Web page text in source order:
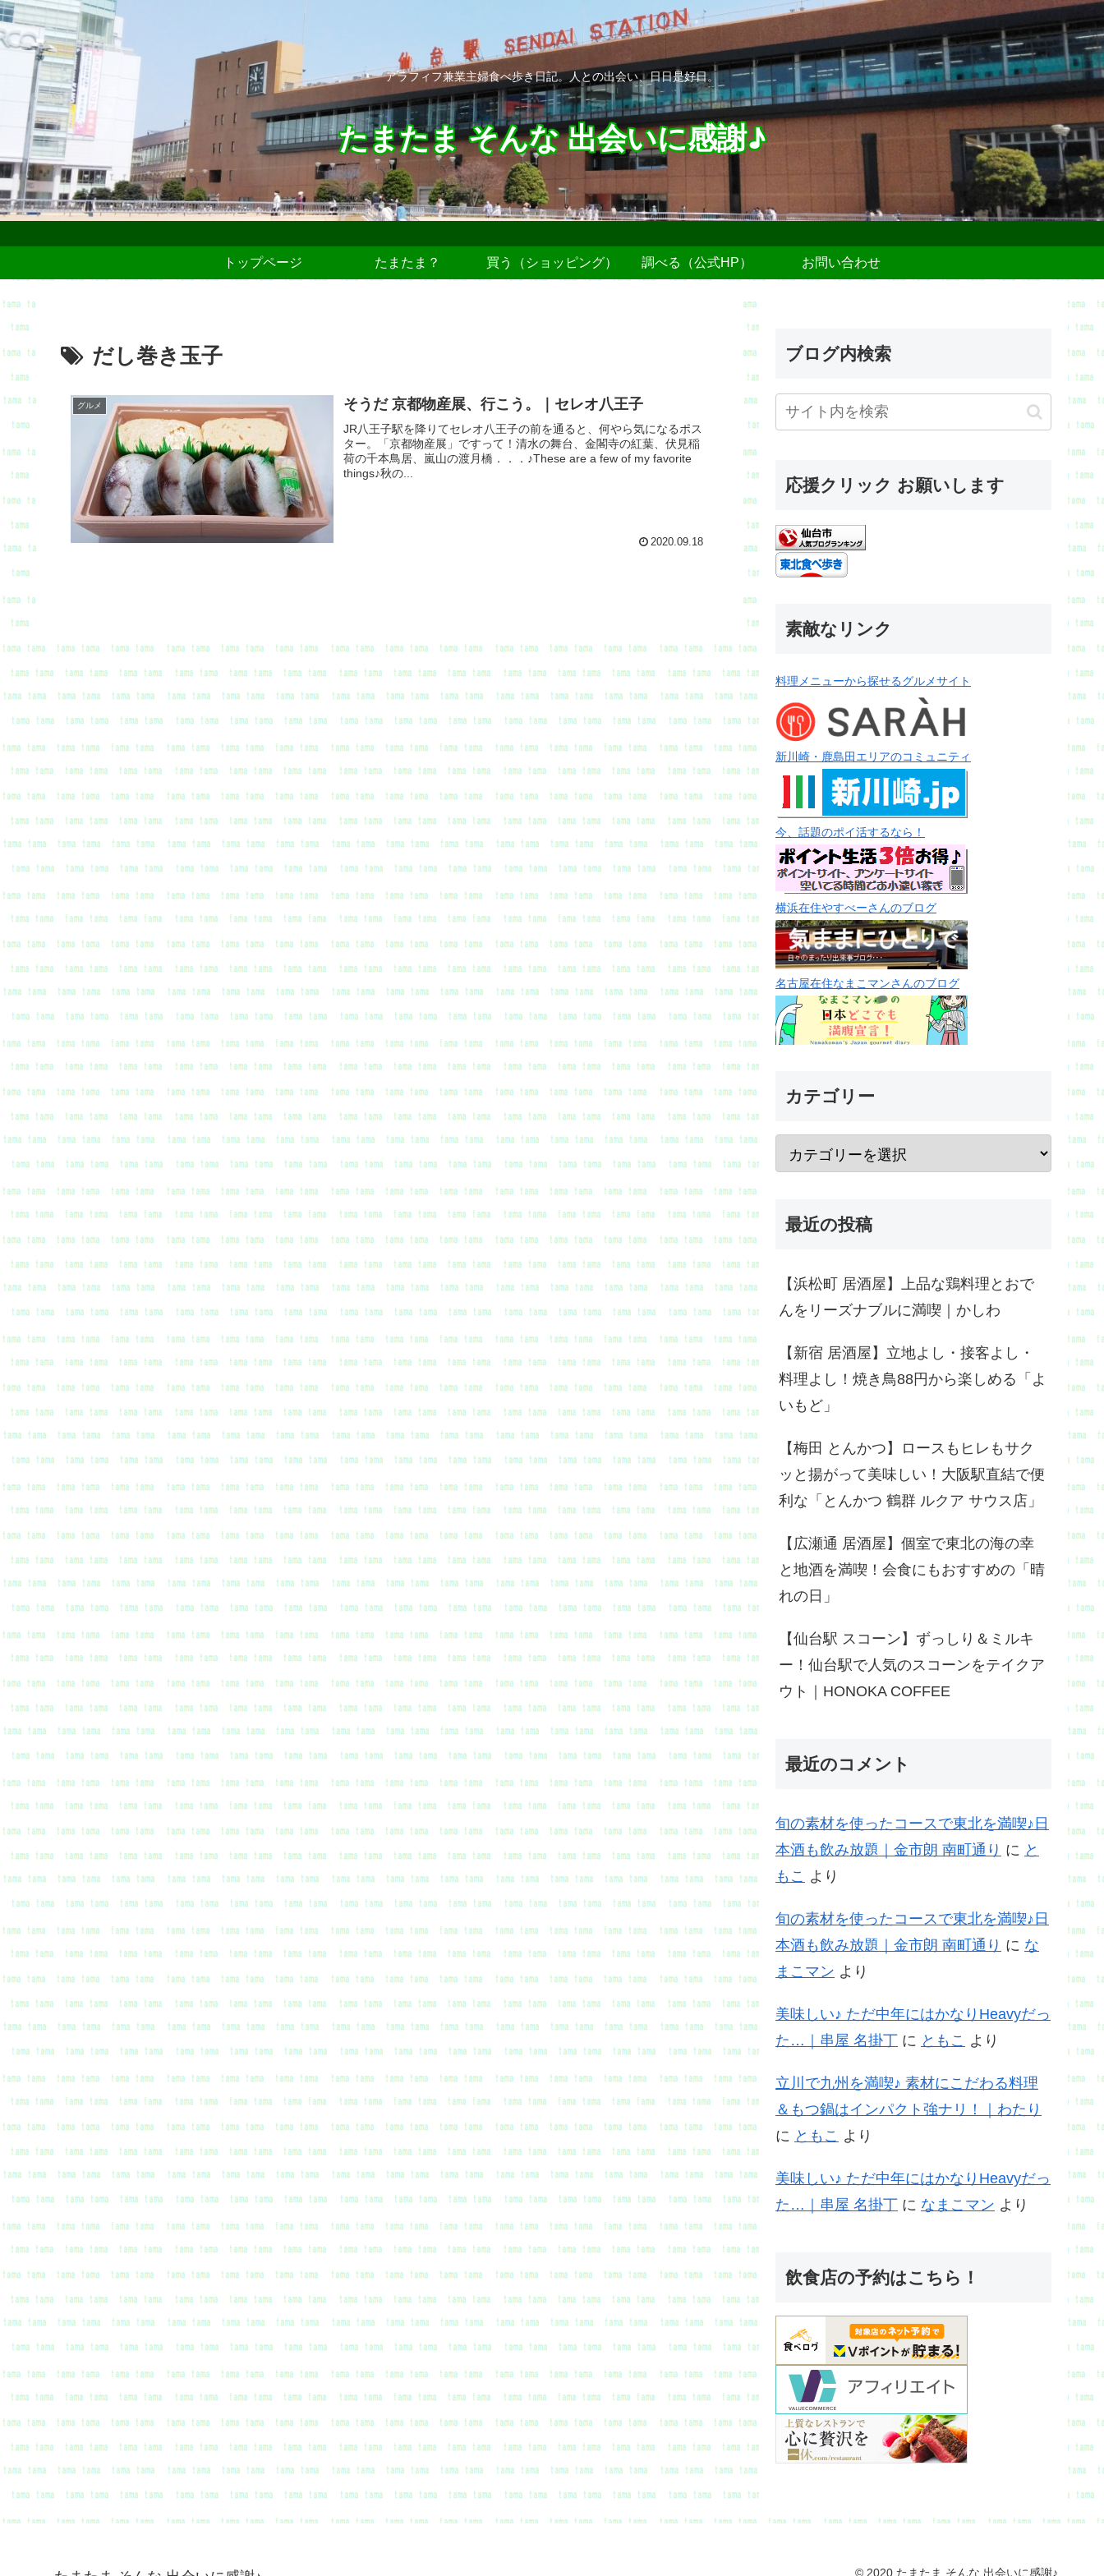
アラフィフ兼業主婦食べ歩き日記。人との出会い、日日是好日。
たまたま そんな 出会いに感謝♪
トップページ たまたま？ 買う（ショッピング） 調べる（公式HP） お問い合わせ
だし巻き玉子
グルメ そうだ 京都物産展、行こう。｜セレオ八王子
JR八王子駅を降りてセレオ八王子の前を通ると、何やら気になるポス
ター。「京都物産展」ですって！清水の舞台、金閣寺の紅葉、伏見稲
荷の千本鳥居、嵐山の渡月橋．．．♪These are a few of my favorite
things♪秋の...
2020.09.18
ブログ内検索
応援クリック お願いします
素敵なリンク
料理メニューから探せるグルメサイト
新川崎・鹿島田エリアのコミュニティ
今、話題のポイ活するなら！
横浜在住やすべーさんのブログ
名古屋在住なまこマンさんのブログ
カテゴリー
最近の投稿
【浜松町 居酒屋】上品な鶏料理とおで
んをリーズナブルに満喫｜かしわ
【新宿 居酒屋】立地よし・接客よし・
料理よし！焼き鳥88円から楽しめる「よ
いもど」
【梅田 とんかつ】ロースもヒレもサク
ッと揚がって美味しい！大阪駅直結で便
利な「とんかつ 鶴群 ルクア サウス店」
【広瀬通 居酒屋】個室で東北の海の幸
と地酒を満喫！会食にもおすすめの「晴
れの日」
【仙台駅 スコーン】ずっしり＆ミルキ
ー！仙台駅で人気のスコーンをテイクア
ウト｜HONOKA COFFEE
最近のコメント
旬の素材を使ったコースで東北を満喫♪日
本酒も飲み放題｜金市朗 南町通り に と
もこ より
旬の素材を使ったコースで東北を満喫♪日
本酒も飲み放題｜金市朗 南町通り に な
まこマン より
美味しい♪ ただ中年にはかなりHeavyだっ
た…｜串屋 名掛丁 に ともこ より
立川で九州を満喫♪ 素材にこだわる料理
＆もつ鍋はインパクト強ナリ！｜わたり
に ともこ より
美味しい♪ ただ中年にはかなりHeavyだっ
た…｜串屋 名掛丁 に なまこマン より
飲食店の予約はこちら！
© 2020 たまたま そんな 出会いに感謝♪.